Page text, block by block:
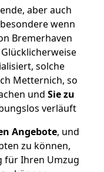
aber auch
wenn
Bremerhaven
solche
Metternich, so
und Sie zu
verläuft
Angebote, und
zu können,
für Ihren Umzug